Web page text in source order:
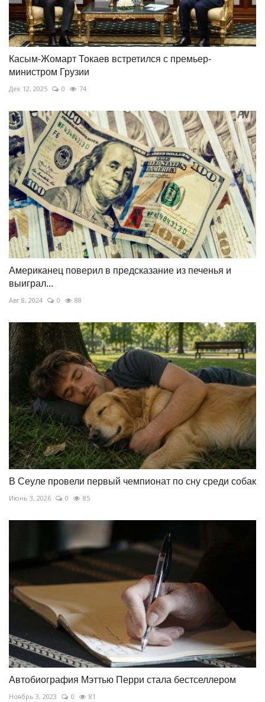
Касым-Жомарт Токаев встретился с премьер-
министром Грузии
Дек 12, 2025 0 74
Американец поверил в предсказание из печенья и
выиграл...
Авг 8, 2024 0 88
В Сеуле провели первый чемпионат по сну среди собак
Июнь 3, 2026 0 85
Автобиография Мэттью Перри стала бестселлером
Ноябрь 3, 2023 0 81